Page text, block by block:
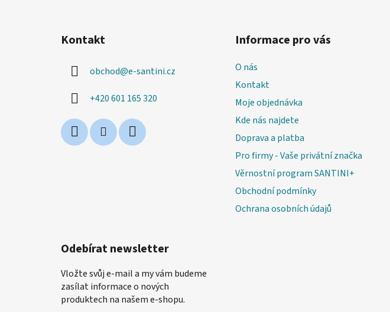
Kontakt
obchod@e-santini.cz
+420 601 165 320
Informace pro vás
O nás
Kontakt
Moje objednávka
Kde nás najdete
Doprava a platba
Pro firmy - Vaše privátní značka
Věrnostní program SANTINI+
Obchodní podmínky
Ochrana osobních údajů
Odebírat newsletter
Vložte svůj e-mail a my vám budeme
zasílat informace o nových
produktech na našem e-shopu.